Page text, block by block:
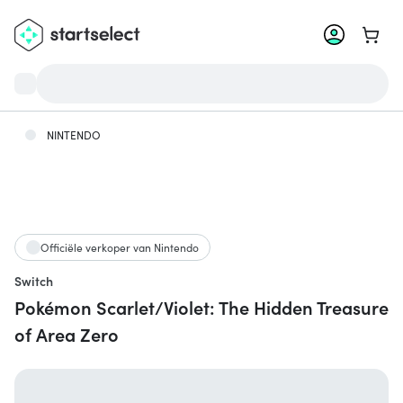
Ga
NINTENDO
Officiële verkoper van Nintendo
Switch
Pokémon Scarlet/Violet: The Hidden Treasure
of Area Zero